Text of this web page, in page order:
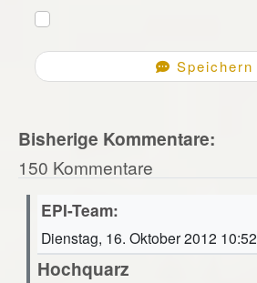
Speichern
Bisherige Kommentare:
150 Kommentare
EPI-Team:
Dienstag, 16. Oktober 2012 10:52
Hochquarz